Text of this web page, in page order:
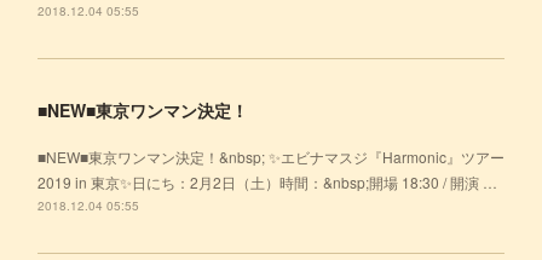
2018.12.04 05:55
■NEW■東京ワンマン決定！
■NEW■東京ワンマン決定！&nbsp; ✨エビナマスジ『Harmonic』ツアー
2019 in 東京✨日にち：2月2日（土）時間：&nbsp;開場 18:30 / 開演 …
2018.12.04 05:55